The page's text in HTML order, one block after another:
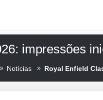
impressões
Notícias Royal Enfield